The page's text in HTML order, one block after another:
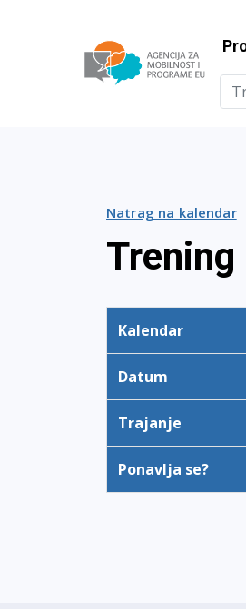
Natrag na kalendar
Kalendar
Datum
Trajanje
Ponavlja se?